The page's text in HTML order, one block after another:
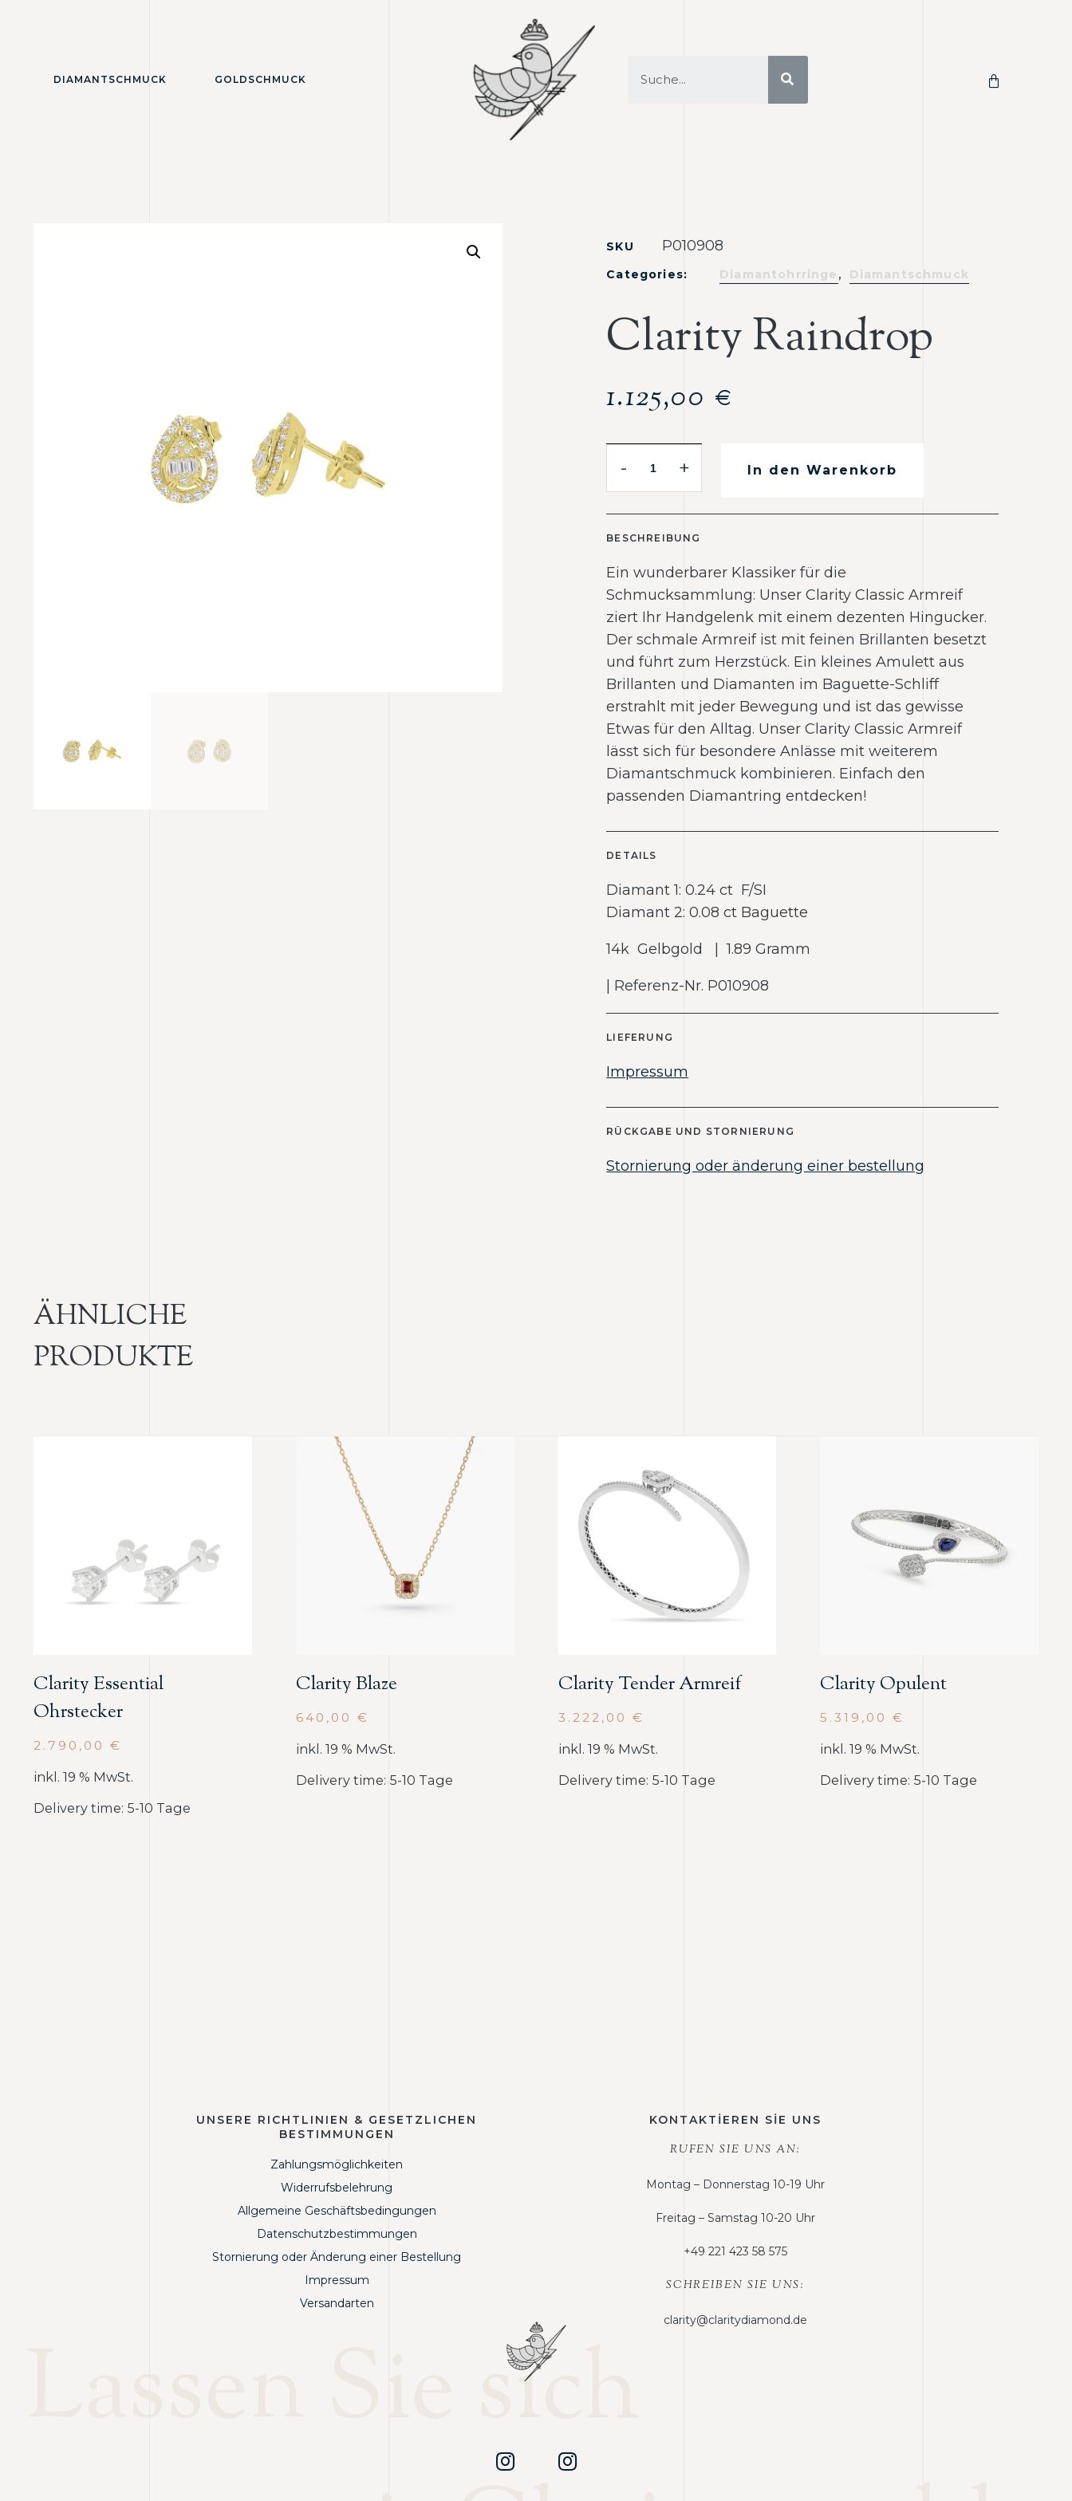
DIAMANTSCHMUCK GOLDSCHMUCK
SKU P010908
Categories: Diamantohrringe , Diamantschmuck
Clarity Raindrop
1.125,00€
- + In den Warenkorb
BESCHREIBUNG
Ein wunderbarer Klassiker für die
Schmucksammlung: Unser Clarity Classic Armreif
ziert Ihr Handgelenk mit einem dezenten Hingucker.
Der schmale Armreif ist mit feinen Brillanten besetzt
und führt zum Herzstück. Ein kleines Amulett aus
Brillanten und Diamanten im Baguette-Schliff
erstrahlt mit jeder Bewegung und ist das gewisse
Etwas für den Alltag. Unser Clarity Classic Armreif
lässt sich für besondere Anlässe mit weiterem
Diamantschmuck kombinieren. Einfach den
passenden Diamantring entdecken!
DETAILS
Diamant 1: 0.24 ct F/SI
Diamant 2: 0.08 ct Baguette
14k Gelbgold | 1.89 Gramm
| Referenz-Nr. P010908
LIEFERUNG
Impressum
RÜCKGABE UND STORNIERUNG
Stornierung oder änderung einer bestellung
ÄHNLICHE
PRODUKTE
Clarity Essential
Ohrstecker
2.790,00 €
inkl. 19 % MwSt.
Delivery time: 5-10 Tage
Clarity Blaze
640,00 €
inkl. 19 % MwSt.
Delivery time: 5-10 Tage
Clarity Tender Armreif
3.222,00 €
inkl. 19 % MwSt.
Delivery time: 5-10 Tage
Clarity Opulent
5.319,00€
inkl. 19 % MwSt.
Delivery time: 5-10 Tage
UNSERE RICHTLINIEN & GESETZLICHEN
BESTIMMUNGEN
Zahlungsmöglichkeiten
Widerrufsbelehrung
Allgemeine Geschäftsbedingungen
Datenschutzbestimmungen
Stornierung oder Änderung einer Bestellung
Impressum
Versandarten
KONTAKTİEREN SİE UNS
RUFEN SIE UNS AN:
Montag – Donnerstag 10-19 Uhr
Freitag – Samstag 10-20 Uhr
+49 221 423 58 575
SCHREIBEN SIE UNS:
clarity@claritydiamond.de
Lassen Sie sich